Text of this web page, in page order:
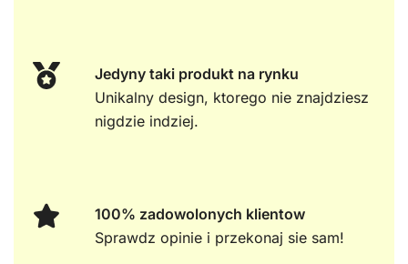
Jedyny taki produkt na rynku
Unikalny design, ktorego nie znajdziesz
nigdzie indziej.
100% zadowolonych klientow
Sprawdz opinie i przekonaj sie sam!